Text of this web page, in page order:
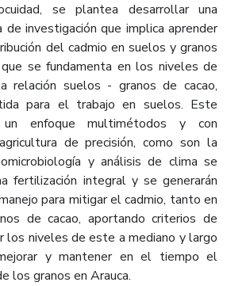
se plantea desarrollar una
investigación que implica aprender
del cadmio en suelos y granos
se fundamenta en los niveles de
relación suelos - granos de cacao,
para el trabajo en suelos. Este
enfoque multimétodos y con
de precisión, como son la
y análisis de clima se
fertilización integral y se generarán
para mitigar el cadmio, tanto en
de cacao, aportando criterios de
los niveles de este a mediano y largo
y mantener en el tiempo el
los granos en Arauca.